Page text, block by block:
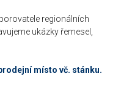
regionálních
ukázky řemesel,
místo vč. stánku.